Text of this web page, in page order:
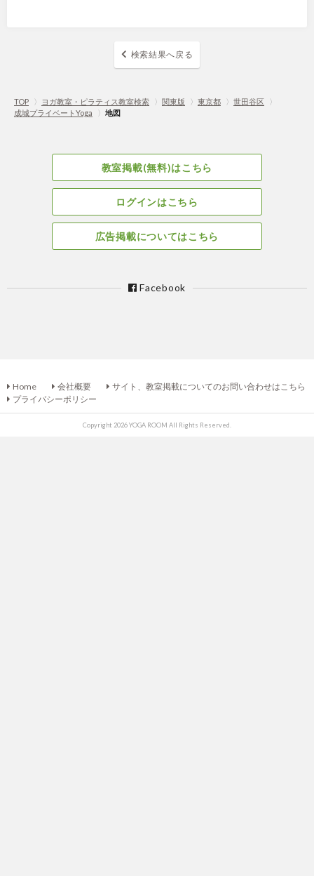
検索結果へ戻る
TOP 〉 ヨガ教室・ピラティス教室検索 〉 関東版 〉 東京都 〉 世田谷区
〉
成城プライベートYoga
〉 地図
教室掲載(無料)はこちら
ログインはこちら
広告掲載についてはこちら
Facebook
Home 会社概要
サイト、教室掲載についてのお問い合わせはこちら
プライバシーポリシー
Copyright 2026 YOGA ROOM All Rights Reserved.